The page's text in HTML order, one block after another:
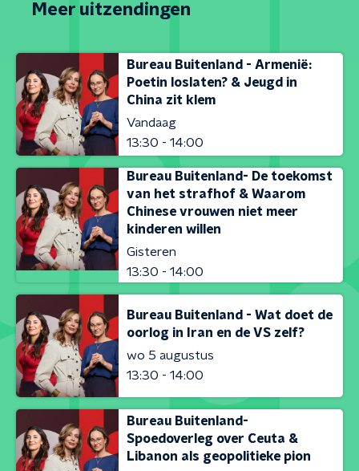
Meer uitzendingen
Bureau Buitenland - Armenië:
Poetin loslaten? & Jeugd in
China zit klem
Vandaag
13:30 - 14:00
Bureau Buitenland- De toekomst
van het strafhof & Waarom
Chinese vrouwen niet meer
kinderen willen
Gisteren
13:30 - 14:00
Bureau Buitenland - Wat doet de
oorlog in Iran en de VS zelf?
wo 5 augustus
13:30 - 14:00
Bureau Buitenland-
Spoedoverleg over Ceuta &
Libanon als geopolitieke pion